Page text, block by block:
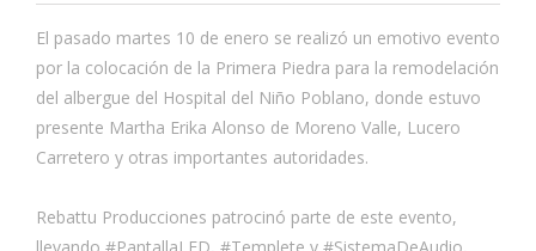
El pasado martes 10 de enero se realizó un emotivo evento
por la colocación de la Primera Piedra para la remodelación
del albergue del Hospital del Niño Poblano, donde estuvo
presente Martha Erika Alonso de Moreno Valle, Lucero
Carretero y otras importantes autoridades.
Rebattu Producciones patrocinó parte de este evento,